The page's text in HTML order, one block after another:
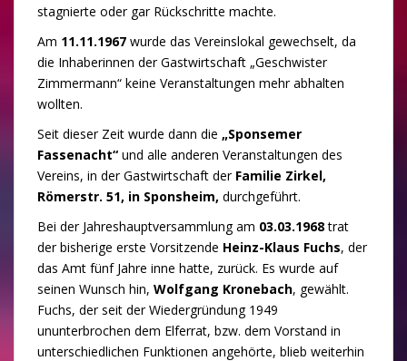
stagnierte oder gar Rückschritte machte.
Am 11.11.1967 wurde das Vereinslokal gewechselt, da
die Inhaberinnen der Gastwirtschaft „Geschwister
Zimmermann“ keine Veranstaltungen mehr abhalten
wollten.
Seit dieser Zeit wurde dann die „Sponsemer
Fassenacht“ und alle anderen Veranstaltungen des
Vereins, in der Gastwirtschaft der Familie Zirkel,
Römerstr. 51, in Sponsheim, durchgeführt.
Bei der Jahreshauptversammlung am 03.03.1968trat
der bisherige erste Vorsitzende Heinz-Klaus Fuchs, der
das Amt fünf Jahre inne hatte, zurück. Es wurde auf
seinen Wunsch hin, Wolfgang Kronebach, gewählt.
Fuchs, der seit der Wiedergründung 1949
ununterbrochen dem Elferrat, bzw. dem Vorstand in
unterschiedlichen Funktionen angehörte, blieb weiterhin